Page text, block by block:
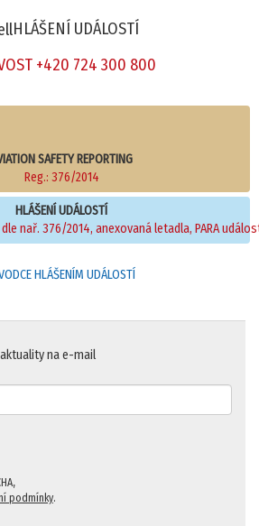
HLÁŠENÍ UDÁLOSTÍ
+420 724 300 800
SAFETY REPORTING
Reg.: 376/2014
HLÁŠENÍ UDÁLOSTÍ
nař. 376/2014, anexovaná letadla, PARA
HLÁŠENÍM UDÁLOSTÍ
na e-mail
podmínky.